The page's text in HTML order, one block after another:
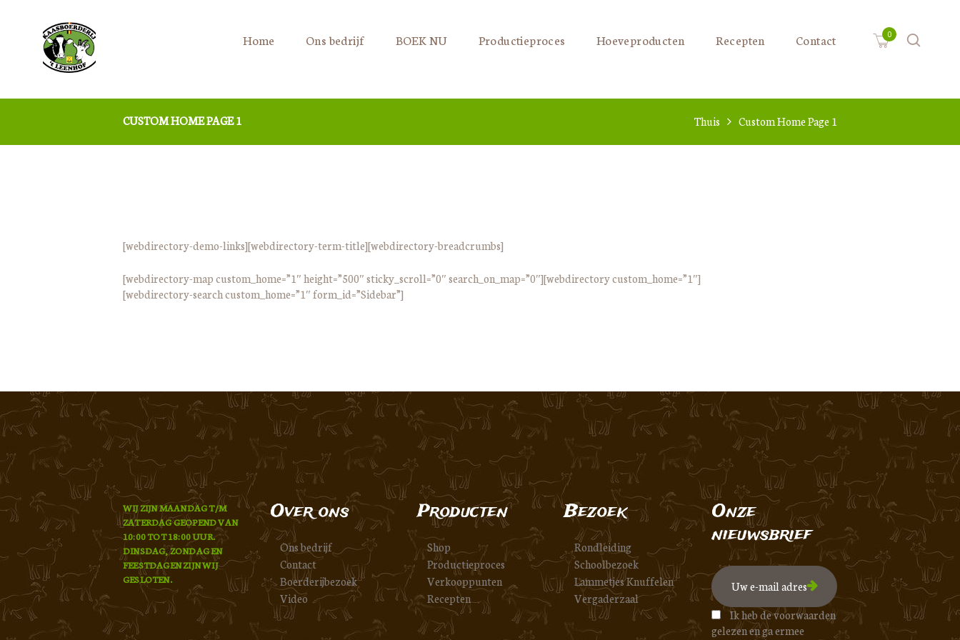
Home Ons bedrijf BOEK NU Productieproces Hoeveproducten Recepten Contact
CUSTOM HOME PAGE 1 Thuis Custom Home Page 1
[webdirectory-demo-links][webdirectory-term-title][webdirectory-breadcrumbs]
[webdirectory-map custom_home=”1″ height=”500″ sticky_scroll=”0″ search_on_map=”0″][webdirectory custom_home=”1″]
[webdirectory-search custom_home=”1″ form_id=”Sidebar”]
WIJ ZIJN MAANDAG T/M
ZATERDAG GEOPEND VAN
10:00 TOT 18:00 UUR.
DINSDAG, ZONDAG EN
FEESTDAGEN ZIJN WIJ
GESLOTEN.
Over ons
Ons bedrijf
Contact
Boerderijbezoek
Video
Producten
Shop
Productieproces
Verkooppunten
Recepten
Bezoek
Rondleiding
Schoolbezoek
Lammetjes Knuffelen
Vergaderzaal
Onze
nieuwsbrief
Ik heb de voorwaarden
gelezen en ga ermee